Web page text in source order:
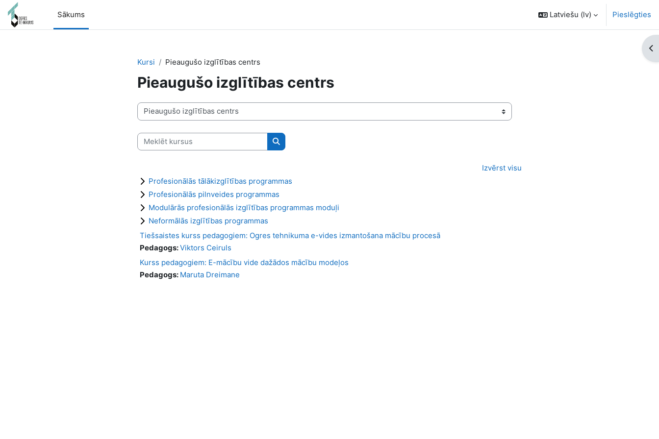
Atvērt galveno saturu
Sākums
Latviešu ‎(lv)‎ Pieslēgties
Kursi
Pieaugušo izglītības centrs
Pieaugušo izglītības centrs
Kursu kategorijas
Meklēt kursus
Meklēt kursus
Izvērst visu
Profesionālās tālākizglītības programmas
Profesionālās pilnveides programmas
Modulārās profesionālās izglītības programmas moduļi
Neformālās izglītības programmas
Tiešsaistes kurss pedagogiem: Ogres tehnikuma e-vides izmantošana mācību procesā
Pedagogs:Viktors Ceiruls
Kurss pedagogiem: E-mācību vide dažādos mācību modeļos
Pedagogs: Maruta Dreimane